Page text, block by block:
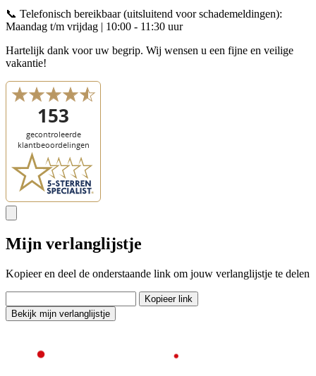
📞 Telefonisch bereikbaar (uitsluitend voor schademeldingen):
Maandag t/m vrijdag | 10:00 - 11:30 uur
Hartelijk dank voor uw begrip. Wij wensen u een fijne en veilige
vakantie!
Mijn verlanglijstje
Kopieer en deel de onderstaande link om jouw verlanglijstje te delen
Kopieer link
Bekijk mijn verlanglijstje